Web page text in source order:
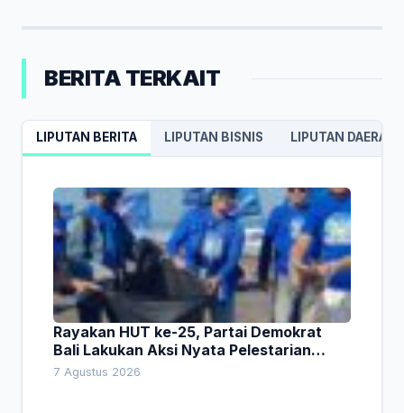
BERITA TERKAIT
LIPUTAN BERITA LIPUTAN BISNIS LIPUTAN DAERAH
Rayakan HUT ke-25, Partai Demokrat
Bali Lakukan Aksi Nyata Pelestarian
Lingkungan
7 Agustus 2026